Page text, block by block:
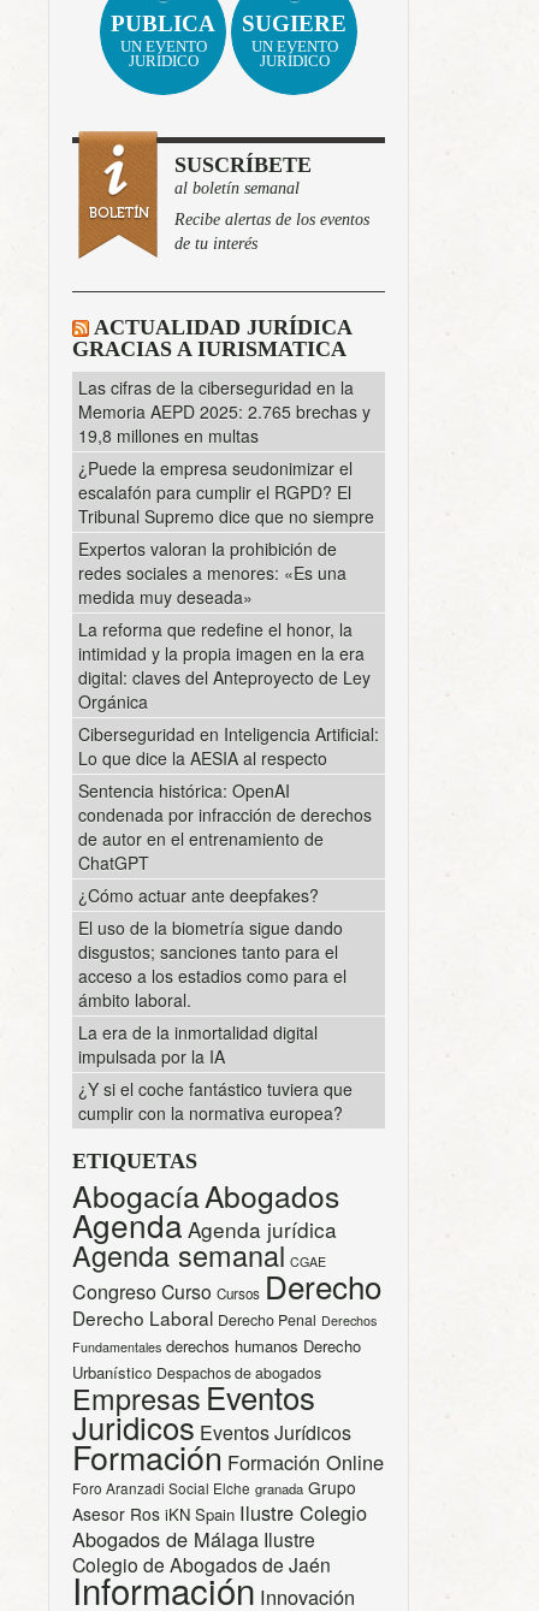
PUBLICA
UN EVENTO
JURÍDICO
SUGIERE
UN EVENTO
JURÍDICO
SUSCRÍBETE
al boletín semanal
Recibe alertas de los eventos
de tu interés
ACTUALIDAD JURÍDICA
GRACIAS A IURISMATICA
Las cifras de la ciberseguridad en la
Memoria AEPD 2025: 2.765 brechas y
19,8 millones en multas
¿Puede la empresa seudonimizar el
escalafón para cumplir el RGPD? El
Tribunal Supremo dice que no siempre
Expertos valoran la prohibición de
redes sociales a menores: «Es una
medida muy deseada»
La reforma que redefine el honor, la
intimidad y la propia imagen en la era
digital: claves del Anteproyecto de Ley
Orgánica
Ciberseguridad en Inteligencia Artificial:
Lo que dice la AESIA al respecto
Sentencia histórica: OpenAI
condenada por infracción de derechos
de autor en el entrenamiento de
ChatGPT
¿Cómo actuar ante deepfakes?
El uso de la biometría sigue dando
disgustos; sanciones tanto para el
acceso a los estadios como para el
ámbito laboral.
La era de la inmortalidad digital
impulsada por la IA
¿Y si el coche fantástico tuviera que
cumplir con la normativa europea?
ETIQUETAS
AbogacíaAbogados
Agenda Agenda jurídica
Agenda semanal CGAE
CongresoCurso Cursos Derecho
Derecho Laboral Derecho Penal Derechos
Fundamentales derechos humanos Derecho
Urbanístico Despachos de abogados
Empresas Eventos
Juridicos Eventos Jurídicos
Formación Formación Online
Foro Aranzadi Social Elche granada Grupo
Asesor Ros iKN Spain Ilustre Colegio
Abogados de Málaga Ilustre
Colegio de Abogados de Jaén
Información Innovación